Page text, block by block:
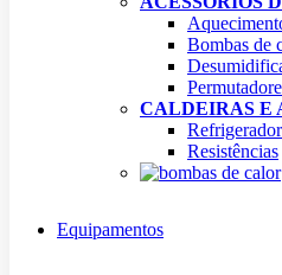
Bombas de
CALDEIRAS E
Resistências
Equipamentos